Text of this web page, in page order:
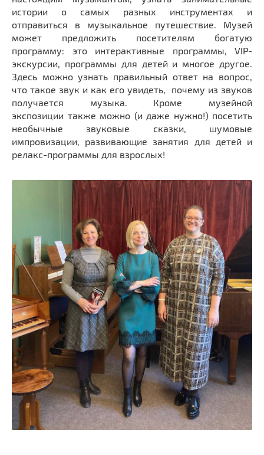
истории о самых разных инструментах и
отправиться в музыкальное путешествие. Музей
может предложить посетителям богатую
программу: это интерактивные программы, VIP-
экскурсии, программы для детей и многое другое.
Здесь можно узнать правильный ответ на вопрос,
что такое звук и как его увидеть, почему из звуков
получается музыка. Кроме музейной
экспозиции также можно (и даже нужно!) посетить
необычные звуковые сказки, шумовые
импровизации, развивающие занятия для детей и
релакс-программы для взрослых!